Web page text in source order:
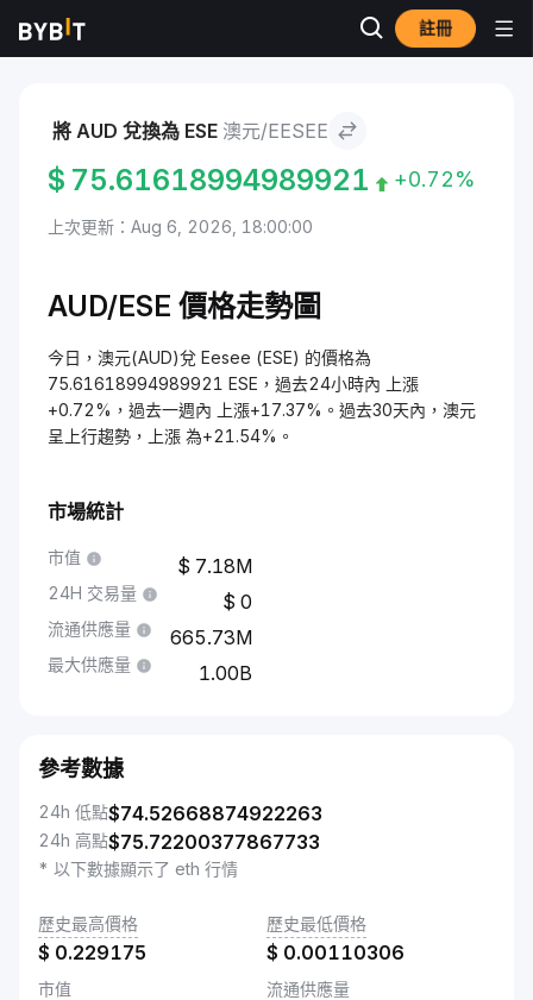
註冊
市場 Eesee 價格 ESE
將 AUD 兌換為 ESE 澳元/EESEE
$ 75.61618994989921 +0.72%
上次更新：Aug 6, 2026, 18:00:00
AUD/ESE 價格走勢圖
今日，澳元(AUD)兌 Eesee (ESE) 的價格為
75.61618994989921 ESE，過去24小時內 上漲
+0.72%，過去一週內 上漲+17.37%。過去30天內，澳元
呈上行趨勢，上漲 為+21.54%。
市場統計
市值 7.18M
24H 交易量 0
流通供應量 665.73M
最大供應量 1.00B
參考數據
24h 低點$74.52668874922263
24h 高點$75.72200377867733
* 以下數據顯示了 eth 行情
歷史最高價格
$ 0.229175
歷史最低價格
$ 0.00110306
市值 流通供應量